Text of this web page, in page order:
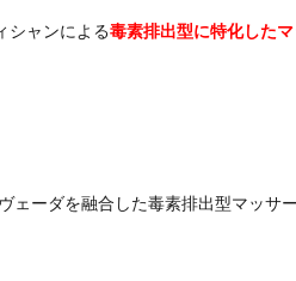
シャンによる毒素排出型に特化した
ーダを融合した毒素排出型マッサー